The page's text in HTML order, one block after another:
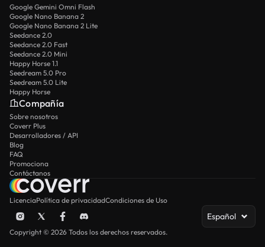
Google Gemini Omni Flash
Google Nano Banana 2
Google Nano Banana 2 Lite
Seedance 2.0
Seedance 2.0 Fast
Seedance 2.0 Mini
Happy Horse 1.1
Seedream 5.0 Pro
Seedream 5.0 Lite
Happy Horse
Compañía
Sobre nosotros
Coverr Plus
Desarrolladores / API
Blog
FAQ
Promociona
Contáctanos
LicenciaPolítica de privacidadCondiciones de Uso
Español
Copyright © 2026 Todos los derechos reservados.